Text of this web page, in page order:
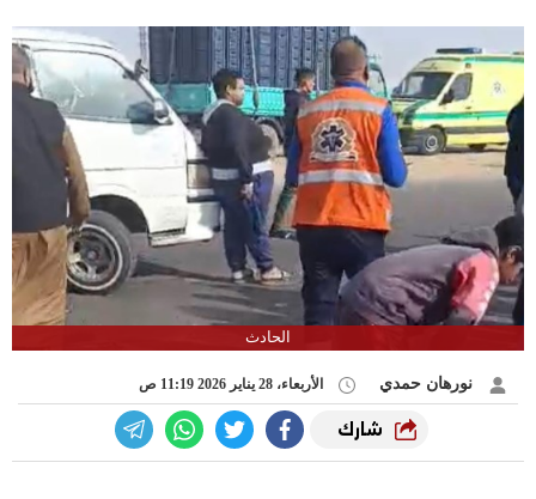
الحادث
نورهان حمدي الأربعاء، 28 يناير 2026 11:19 ص
شارك